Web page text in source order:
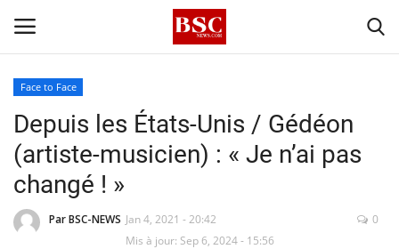
Accueil
Contact
A propos
Face to Face
Depuis les États-Unis / Gédéon
(artiste-musicien) : « Je n’ai pas
changé ! »
Par BSC-NEWS Jan 4, 2021 - 20:42
Mis à jour: Sep 6, 2024 - 15:56
0